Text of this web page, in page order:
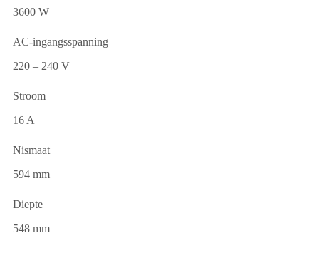
3600 W
AC-ingangsspanning
220 – 240 V
Stroom
16 A
Nismaat
594 mm
Diepte
548 mm